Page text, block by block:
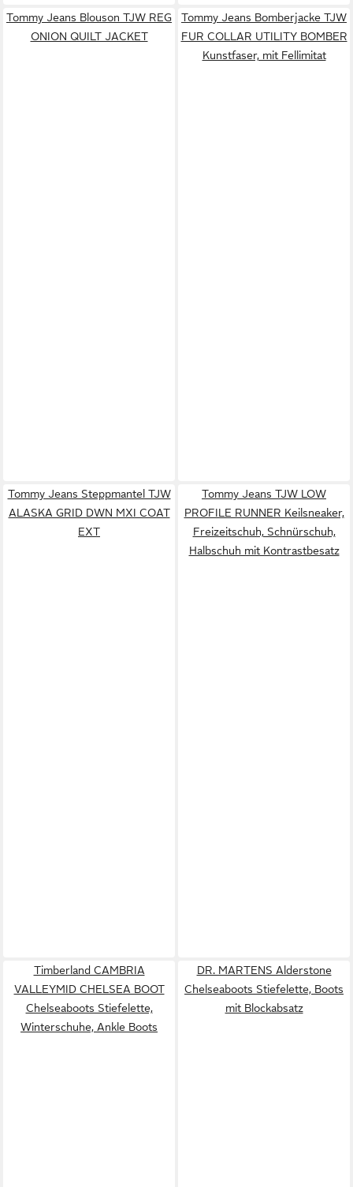
Tommy Jeans Blouson TJW REG
ONION QUILT JACKET
Tommy Jeans Bomberjacke TJW
FUR COLLAR UTILITY BOMBER
Kunstfaser, mit Fellimitat
Tommy Jeans Steppmantel TJW
ALASKA GRID DWN MXI COAT
EXT
Tommy Jeans TJW LOW
PROFILE RUNNER Keilsneaker,
Freizeitschuh, Schnürschuh,
Halbschuh mit Kontrastbesatz
Timberland CAMBRIA
VALLEYMID CHELSEA BOOT
Chelseaboots Stiefelette,
Winterschuhe, Ankle Boots
DR. MARTENS Alderstone
Chelseaboots Stiefelette, Boots
mit Blockabsatz